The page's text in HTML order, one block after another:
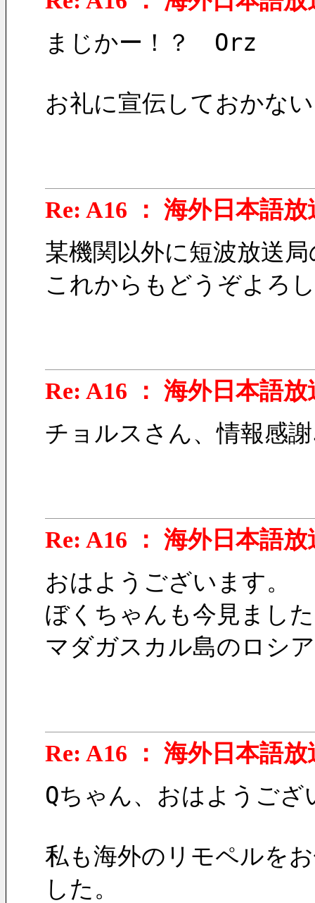
まじかー！？　Orz
お礼に宣伝しておかな
Re: A16 ： 海外日本語放
某機関以外に短波放送
これからもどうぞよろ
Re: A16 ： 海外日本語放
チョルスさん、情報感
Re: A16 ： 海外日本語放
おはようございます。
ぼくちゃんも今見まし
マダガスカル島のロシ
Re: A16 ： 海外日本語放
Qちゃん、おはようご
私も海外のリモペル
した。